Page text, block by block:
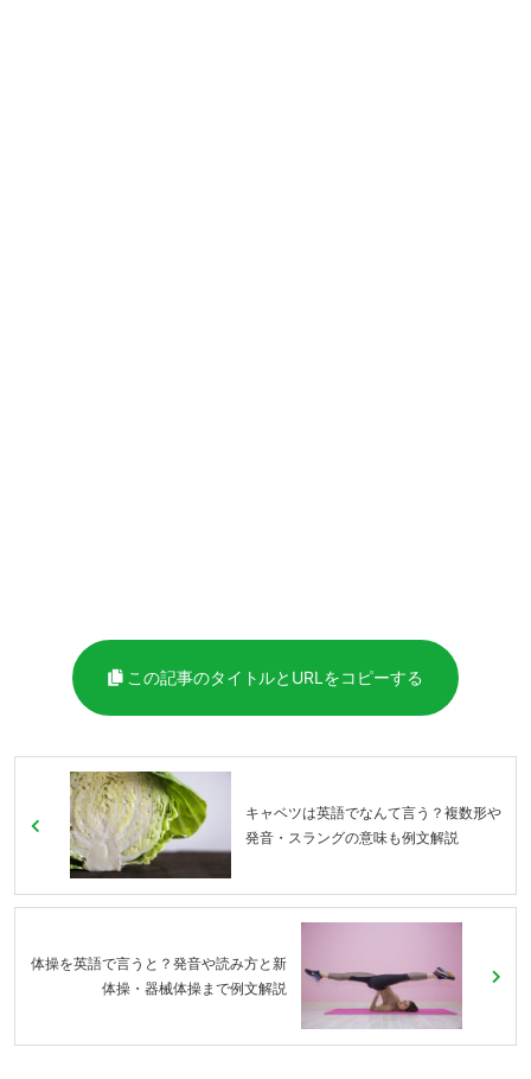
この記事のタイトルとURLをコピーする
キャベツは英語でなんて言う？複数形や
発音・スラングの意味も例文解説
体操を英語で言うと？発音や読み方と新
体操・器械体操まで例文解説